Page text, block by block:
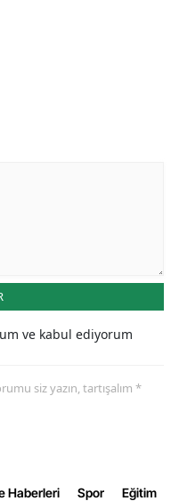
ve kabul ediyorum
siz yazın, tartışalım *
Haberleri Spor Eğitim